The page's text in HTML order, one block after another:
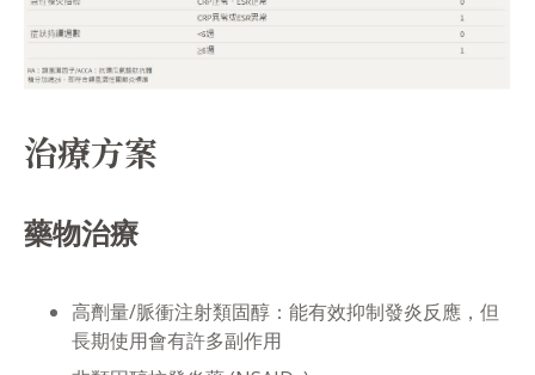
治療方案
藥物治療
高劑量/脈衝注射類固醇：能有效抑制發炎反應，但
長期使用會有許多副作用